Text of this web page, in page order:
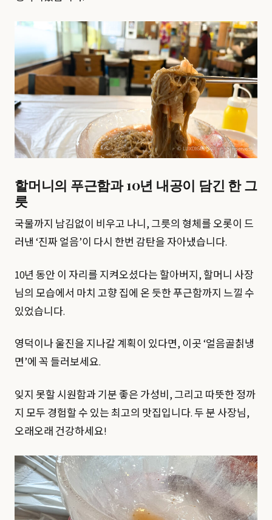
할머니의 푸근함과 10년 내공이 담긴 한 그
릇
국물까지 남김없이 비우고 나니, 그릇의 형체를 오롯이 드
러낸 ‘진짜 얼음’이 다시 한번 감탄을 자아냈습니다.
10년 동안 이 자리를 지켜오셨다는 할아버지, 할머니 사장
님의 모습에서 마치 고향 집에 온 듯한 푸근함까지 느낄 수
있었습니다.
영덕이나 울진을 지나갈 계획이 있다면, 이곳 ‘얼음골칡냉
면’에 꼭 들러보세요.
잊지 못할 시원함과 기분 좋은 가성비, 그리고 따뜻한 정까
지 모두 경험할 수 있는 최고의 맛집입니다. 두 분 사장님,
오래오래 건강하세요!